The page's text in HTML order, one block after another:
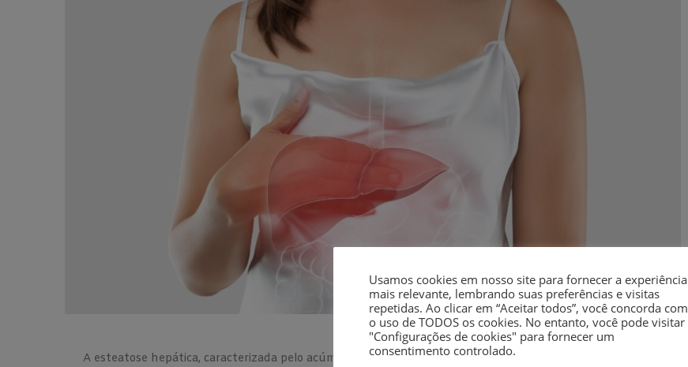
A esteatose hepática, caracterizada pelo acúmulo de gordura no fígado, é uma doença comum associada à
Usamos cookies em nosso site para fornecer a experiência
mais relevante, lembrando suas preferências e visitas
repetidas. Ao clicar em “Aceitar todos”, você concorda com
o uso de TODOS os cookies. No entanto, você pode visitar
"Configurações de cookies" para fornecer um
consentimento controlado.